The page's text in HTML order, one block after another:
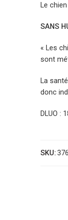
Le
SANS
« Les
sont
La
donc
DLUO :
SKU: